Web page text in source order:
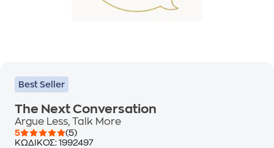
Best Seller
The Next Conversation
Argue Less, Talk More
5
(5)
ΚΩΔΙΚΟΣ: 1992497